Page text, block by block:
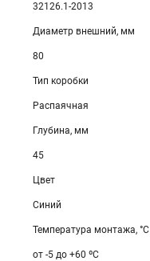
32126.1-2013
Диаметр внешний, мм
80
Тип коробки
Распаячная
Глубина, мм
45
Цвет
Синий
Температура монтажа, °С
от -5 до +60 ºС